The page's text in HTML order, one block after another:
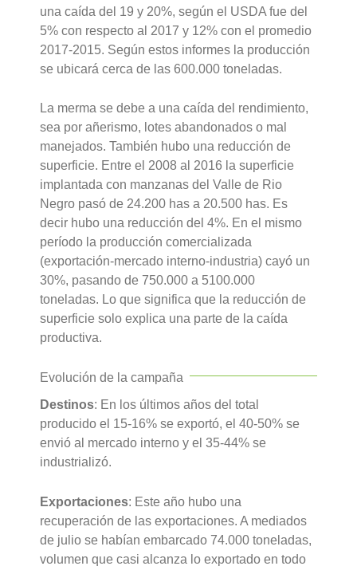
una caída del 19 y 20%, según el USDA fue del
5% con respecto al 2017 y 12% con el promedio
2017-2015. Según estos informes la producción
se ubicará cerca de las 600.000 toneladas.
La merma se debe a una caída del rendimiento,
sea por añerismo, lotes abandonados o mal
manejados. También hubo una reducción de
superficie. Entre el 2008 al 2016 la superficie
implantada con manzanas del Valle de Rio
Negro pasó de 24.200 has a 20.500 has. Es
decir hubo una reducción del 4%. En el mismo
período la producción comercializada
(exportación-mercado interno-industria) cayó un
30%, pasando de 750.000 a 5100.000
toneladas. Lo que significa que la reducción de
superficie solo explica una parte de la caída
productiva.
Evolución de la campaña
Destinos: En los últimos años del total
producido el 15-16% se exportó, el 40-50% se
envió al mercado interno y el 35-44% se
industrializó.
Exportaciones: Este año hubo una
recuperación de las exportaciones. A mediados
de julio se habían embarcado 74.000 toneladas,
volumen que casi alcanza lo exportado en todo